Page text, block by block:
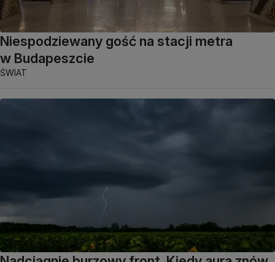
Niespodziewany gość na stacji metra
w Budapeszcie
ŚWIAT